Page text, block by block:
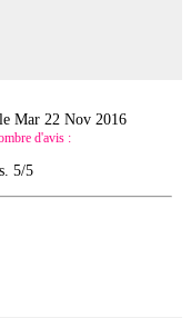
Mar 22 Nov 2016
d'avis :
5/5